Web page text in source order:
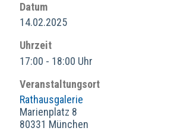
Datum
14.02.2025
Uhrzeit
17:00 - 18:00 Uhr
Veranstaltungsort
Rathausgalerie
Marienplatz 8
80331 München